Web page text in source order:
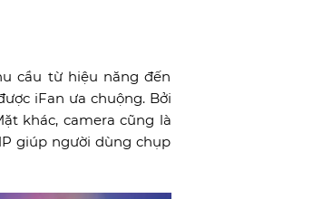
cầu từ hiệu năng đến
iFan ưa chuộng. Bởi
khác, camera cũng là
giúp người dùng chụp